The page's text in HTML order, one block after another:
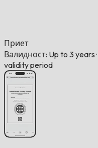
Приет
Валидност: Up to 3 years ·
validity period